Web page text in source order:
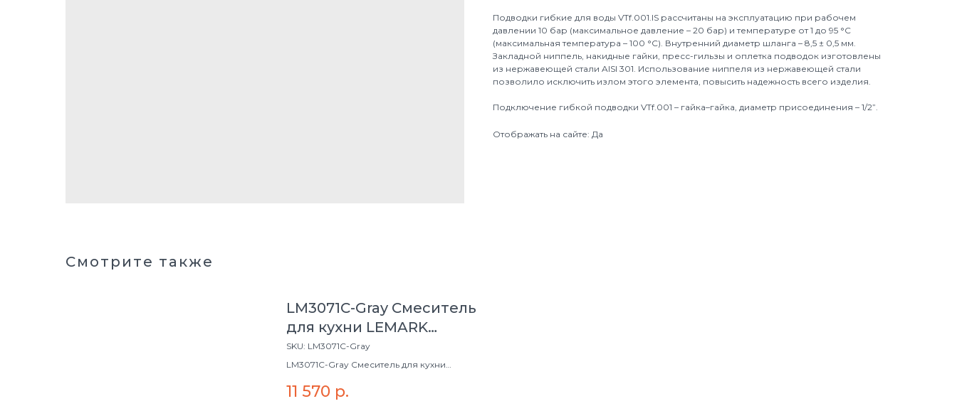
Подводки гибкие для воды VTf.001.IS рассчитаны на эксплуатацию при рабочем
давлении 10 бар (максимальное давление – 20 бар) и температуре от 1 до 95 °C
(максимальная температура – 100 °C). Внутренний диаметр шланга – 8,5 ± 0,5 мм.
Закладной ниппель, накидные гайки, пресс-гильзы и оплетка подводок изготовлены
из нержавеющей стали AISI 301. Использование ниппеля из нержавеющей стали
позволило исключить излом этого элемента, повысить надежность всего изделия.
Подключение гибкой подводки VTf.001 – гайка–гайка, диаметр присоединения – 1/2”.
Отображать на сайте: Да
Смотрите также
LM3071C-Gray Смеситель
для кухни LEMARK
LM3071C-Gray "COMFORT"
SKU: LM3071C-Gray
LM3071C-Gray Смеситель для кухни
11 570 р.